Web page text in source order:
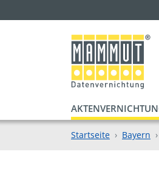
Startseite Bayern